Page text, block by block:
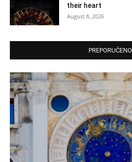
their heart
August 8, 2026
PREPORUČENO